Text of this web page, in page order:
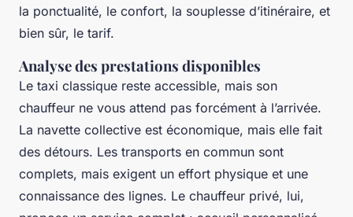
la ponctualité, le confort, la souplesse d’itinéraire, et
bien sûr, le tarif.
Analyse des prestations disponibles
Le taxi classique reste accessible, mais son
chauffeur ne vous attend pas forcément à l’arrivée.
La navette collective est économique, mais elle fait
des détours. Les transports en commun sont
complets, mais exigent un effort physique et une
connaissance des lignes. Le chauffeur privé, lui,